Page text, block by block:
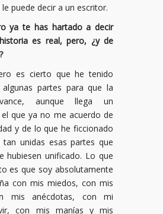
puede decir a un escritor.
ya te has hartado a decir
es real, pero, ¿y de
es cierto que he tenido
partes para que la
aunque llega un
que ya no me acuerdo de
y de lo que he ficcionado
unidas esas partes que
hubiesen unificado. Lo que
es que soy absolutamente
con mis miedos, con mis
mis anécdotas, con mi
con mis manías y mis